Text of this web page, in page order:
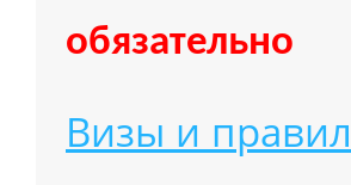
обязательно
Визы и